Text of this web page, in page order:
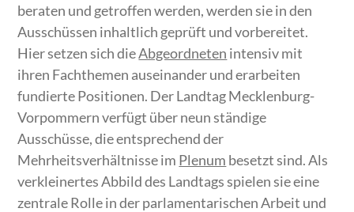
beraten und getroffen werden, werden sie in den
Ausschüssen inhaltlich geprüft und vorbereitet.
Hier setzen sich dieAbgeordneten intensiv mit
ihren Fachthemen auseinander und erarbeiten
fundierte Positionen. Der Landtag Mecklenburg-
Vorpommern verfügt über neun ständige
Ausschüsse, die entsprechend der
Mehrheitsverhältnisse im Plenum besetzt sind. Als
verkleinertes Abbild des Landtags spielen sie eine
zentrale Rolle in der parlamentarischen Arbeit und